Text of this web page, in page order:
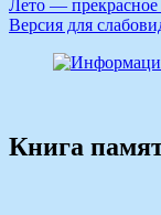
Лето — прекрасное
Версия для
Книга